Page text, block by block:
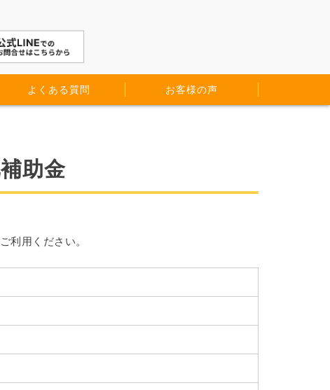
よくある質問 お客様の声
助金
利用ください。